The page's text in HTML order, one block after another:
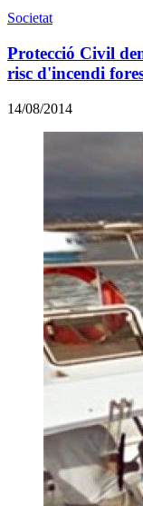
Societat
Protecció Civil
risc d'incendi
14/08/2014